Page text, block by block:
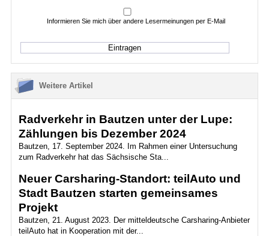
Informieren Sie mich über andere Lesermeinungen per E-Mail
Weitere Artikel
Radverkehr in Bautzen unter der Lupe:
Zählungen bis Dezember 2024
Bautzen, 17. September 2024. Im Rahmen einer Untersuchung
zum Radverkehr hat das Sächsische Sta...
Neuer Carsharing-Standort: teilAuto und
Stadt Bautzen starten gemeinsames
Projekt
Bautzen, 21. August 2023. Der mitteldeutsche Carsharing-Anbieter
teilAuto hat in Kooperation mit der...